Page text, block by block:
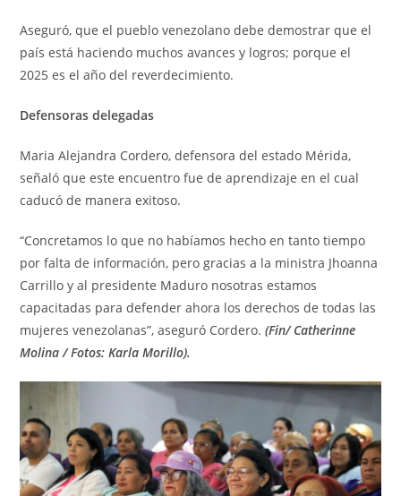
Aseguró, que el pueblo venezolano debe demostrar que el
país está haciendo muchos avances y logros; porque el
2025 es el año del reverdecimiento.
Defensoras delegadas
Maria Alejandra Cordero, defensora del estado Mérida,
señaló que este encuentro fue de aprendizaje en el cual
caducó de manera exitoso.
“Concretamos lo que no habíamos hecho en tanto tiempo
por falta de información, pero gracias a la ministra Jhoanna
Carrillo y al presidente Maduro nosotras estamos
capacitadas para defender ahora los derechos de todas las
mujeres venezolanas”, aseguró Cordero. (Fin/ Catherinne
Molina / Fotos: Karla Morillo).